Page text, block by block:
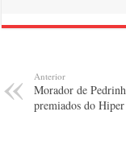
Anterior
Morador de
premiados do